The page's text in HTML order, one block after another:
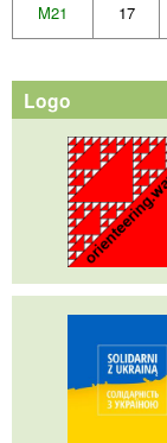
M21
17
Logo